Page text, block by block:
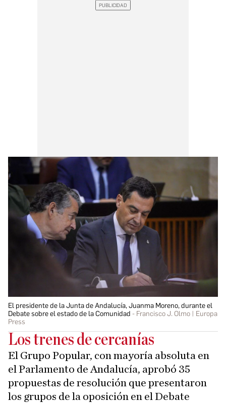
El presidente de la Junta de Andalucía, Juanma Moreno, durante el
Debate sobre el estado de la Comunidad
Francisco J. Olmo | Europa
Press
Los trenes de cercanías
El Grupo Popular, con mayoría absoluta en
el Parlamento de Andalucía, aprobó 35
propuestas de resolución que presentaron
los grupos de la oposición en el Debate